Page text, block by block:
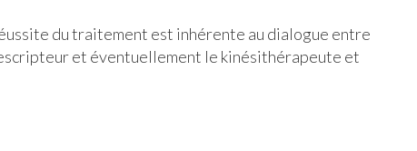
du traitement est inhérente au dialogue entre
et éventuellement le kinésithérapeute et